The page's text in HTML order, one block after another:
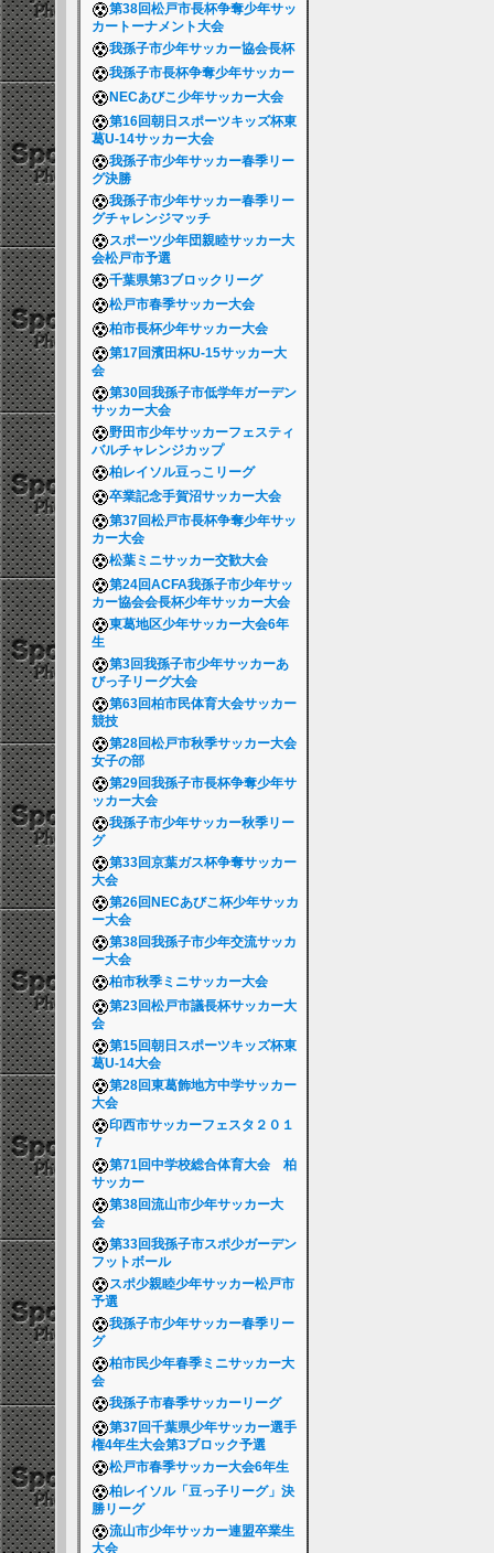
第38回松戸市長杯争奪少年サッ
カートーナメント大会
我孫子市少年サッカー協会長杯
我孫子市長杯争奪少年サッカー
NECあびこ少年サッカー大会
第16回朝日スポーツキッズ杯東
葛U-14サッカー大会
我孫子市少年サッカー春季リー
グ決勝
我孫子市少年サッカー春季リー
グチャレンジマッチ
スポーツ少年団親睦サッカー大
会松戸市予選
千葉県第3ブロックリーグ
松戸市春季サッカー大会
柏市長杯少年サッカー大会
第17回濱田杯U-15サッカー大
会
第30回我孫子市低学年ガーデン
サッカー大会
野田市少年サッカーフェスティ
バルチャレンジカップ
柏レイソル豆っこリーグ
卒業記念手賀沼サッカー大会
第37回松戸市長杯争奪少年サッ
カー大会
松葉ミニサッカー交歓大会
第24回ACFA我孫子市少年サッ
カー協会会長杯少年サッカー大会
東葛地区少年サッカー大会6年
生
第3回我孫子市少年サッカーあ
びっ子リーグ大会
第63回柏市民体育大会サッカー
競技
第28回松戸市秋季サッカー大会
女子の部
第29回我孫子市長杯争奪少年サ
ッカー大会
我孫子市少年サッカー秋季リー
グ
第33回京葉ガス杯争奪サッカー
大会
第26回NECあびこ杯少年サッカ
ー大会
第38回我孫子市少年交流サッカ
ー大会
柏市秋季ミニサッカー大会
第23回松戸市議長杯サッカー大
会
第15回朝日スポーツキッズ杯東
葛U-14大会
第28回東葛飾地方中学サッカー
大会
印西市サッカーフェスタ２０１
７
第71回中学校総合体育大会 柏
サッカー
第38回流山市少年サッカー大
会
第33回我孫子市スポ少ガーデン
フットボール
スポ少親睦少年サッカー松戸市
予選
我孫子市少年サッカー春季リー
グ
柏市民少年春季ミニサッカー大
会
我孫子市春季サッカーリーグ
第37回千葉県少年サッカー選手
権4年生大会第3ブロック予選
松戸市春季サッカー大会6年生
柏レイソル「豆っ子リーグ」決
勝リーグ
流山市少年サッカー連盟卒業生
大会